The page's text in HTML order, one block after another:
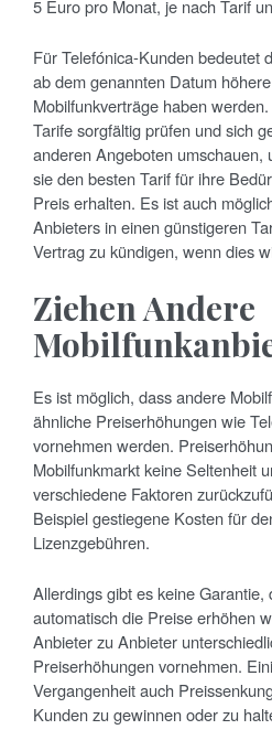
5 Euro pro Monat, je nach Tarif
Für Telefónica-Kunden bedeutet
ab dem genannten Datum
Mobilfunkverträge haben
Tarife sorgfältig prüfen und sich
anderen Angeboten umschauen,
sie den besten Tarif für ihre
Preis erhalten. Es ist auch
Anbieters in einen günstigeren
Vertrag zu kündigen, wenn dies
Ziehen Andere
Es ist möglich, dass andere
ähnliche Preiserhöhungen wie
vornehmen werden.
Mobilfunkmarkt keine Seltenheit
verschiedene Faktoren
Beispiel gestiegene Kosten für
Lizenzgebühren.
Allerdings gibt es keine
automatisch die Preise erhöhen
Anbieter zu Anbieter
Preiserhöhungen vornehmen.
Vergangenheit auch
Kunden zu gewinnen oder zu